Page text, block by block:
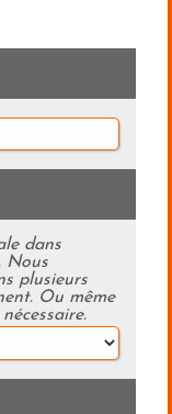
dans
Nous
plusieurs
Ou même